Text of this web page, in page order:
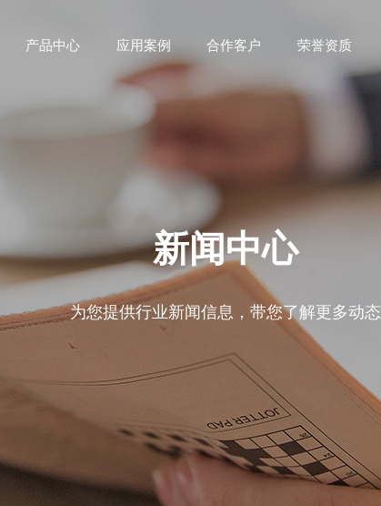
产品中心 应用案例 合作客户 荣誉资质
新闻中心
为您提供行业新闻信息，带您了解更多动态